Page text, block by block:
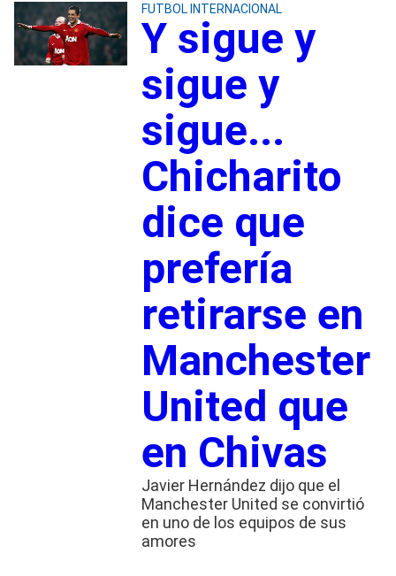
FUTBOL INTERNACIONAL
Y sigue y
sigue y
sigue...
Chicharito
dice que
prefería
retirarse en
Manchester
United que
en Chivas
Javier Hernández dijo que el
Manchester United se convirtió
en uno de los equipos de sus
amores